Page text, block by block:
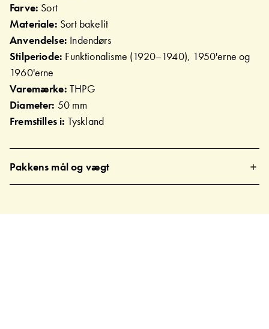
Farve: Sort
Materiale: Sort bakelit
Anvendelse: Indendørs
Stilperiode: Funktionalisme (1920–1940), 1950'erne og
1960'erne
Varemærke: THPG
Diameter: 50 mm
Fremstilles i: Tyskland
Pakkens mål og vægt